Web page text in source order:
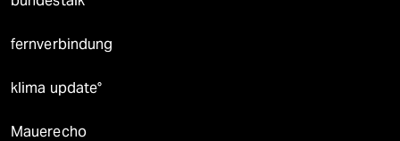
fernverbindung
klima update°
Mauerecho